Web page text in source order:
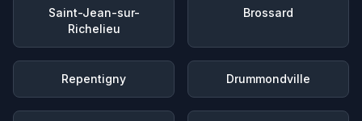
Saint-Jean-sur-
Richelieu
Brossard
Repentigny Drummondville